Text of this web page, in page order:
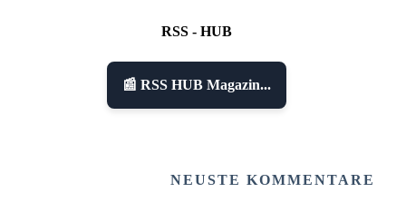
RSS - HUB
📰 RSS HUB Magazin...
NEUSTE KOMMENTARE